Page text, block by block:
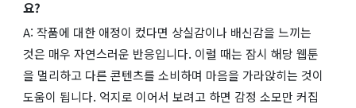
요?
A: 작품에 대한 애정이 컸다면 상실감이나 배신감을 느끼는
것은 매우 자연스러운 반응입니다. 이럴 때는 잠시 해당 웹툰
을 멀리하고 다른 콘텐츠를 소비하며 마음을 가라앉히는 것이
도움이 됩니다. 억지로 이어서 보려고 하면 감정 소모만 커집